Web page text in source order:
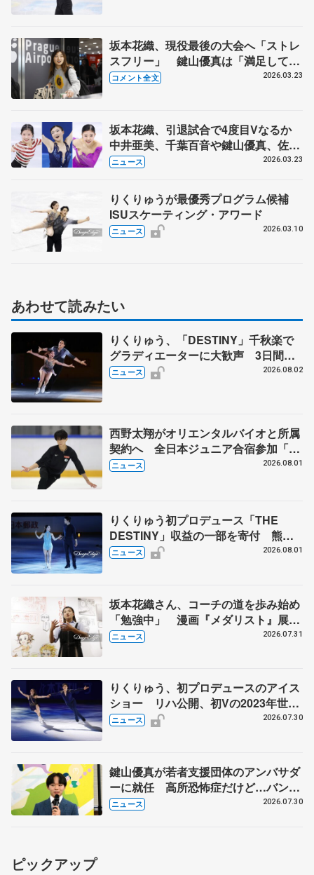
坂本花織、現役最後の大会へ「ストレ
スフリー」 鍵山優真は「満足して終
われればいい」【世界選手権現地入
コメント全文 2026.03.23
坂本花織、引退試合で4度目Vなるか
中井亜美、千葉百音や鍵山優真、佐藤
駿らも期待 世界フィギュア25日開幕
ニュース 2026.03.23
りくりゅうが最優秀プログラム候補
ISUスケーティング・アワード
ニュース 2026.03.10
あわせて読みたい
りくりゅう、「DESTINY」千秋楽で
グラディエーターに大歓声 3日間の
計4公演で延べ約１万8千人動員、三浦
ニュース 2026.08.02
西野太翔がオリエンタルバイオと所属
契約へ 全日本ジュニア合宿参加「結
果残していかないと」 講師はジェー
ニュース 2026.08.01
りくりゅう初プロデュース「THE
DESTINY」収益の一部を寄付 熊本
地震、被災者支援
ニュース 2026.08.01
坂本花織さん、コーチの道を歩み始め
「勉強中」 漫画『メダリスト』展覧
会で子どもたちにエール
ニュース 2026.07.31
りくりゅう、初プロデュースのアイス
ショー リハ公開、初Vの2023年世界
選手権のSP披露 ハゼボロ、チョク
ニュース 2026.07.30
鍵山優真が若者支援団体のアンバサダ
ーに就任 高所恐怖症だけど…バンジ
ージャンプに挑戦も？
ニュース 2026.07.30
ピックアップ